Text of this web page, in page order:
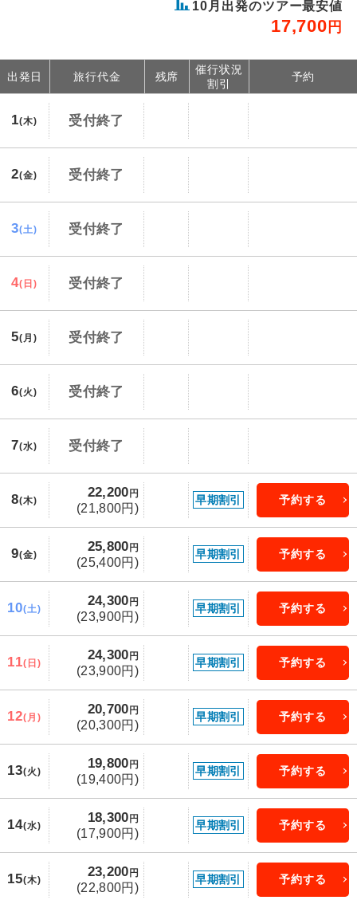
10 月出発のツアー最安値
17,700 円
出発日 旅行代金 残席
催行状況
割引
予約
1(木) 受付終了
2(金) 受付終了
3(土) 受付終了
4(日) 受付終了
5(月) 受付終了
6(火) 受付終了
7(水) 受付終了
8(木)
22,200 円
(21,800円)
早期割引 予約する
9(金)
25,800 円
(25,400円)
早期割引 予約する
10(土)
24,300 円
(23,900円)
早期割引 予約する
11(日)
24,300 円
(23,900円)
早期割引 予約する
12(月)
20,700 円
(20,300円)
早期割引 予約する
13(火)
19,800 円
(19,400円)
早期割引 予約する
14(水)
18,300 円
(17,900円)
早期割引 予約する
15(木)
23,200 円
(22,800円)
早期割引 予約する